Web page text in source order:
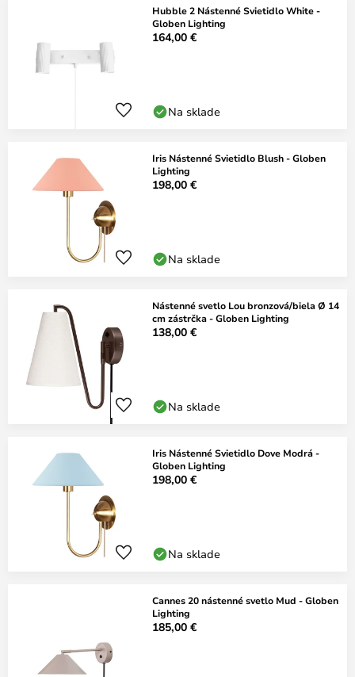
Hubble 2 Nástenné Svietidlo White -
Globen Lighting
164,00 €
Na sklade
Iris Nástenné Svietidlo Blush - Globen
Lighting
198,00 €
Na sklade
Nástenné svetlo Lou bronzová/biela Ø 14
cm zástrčka - Globen Lighting
138,00 €
Na sklade
Iris Nástenné Svietidlo Dove Modrá -
Globen Lighting
198,00 €
Na sklade
Cannes 20 nástenné svetlo Mud - Globen
Lighting
185,00 €